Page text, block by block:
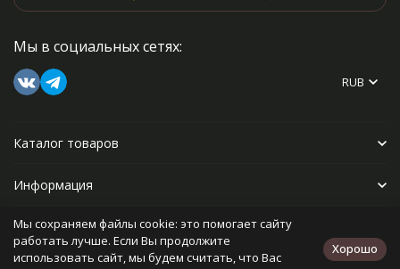
Мы в социальных сетях:
RUB
Каталог товаров
Информация
Прочее
Мы сохраняем файлы cookie: это помогает сайту
работать лучше. Если Вы продолжите
использовать сайт, мы будем считать, что Вас
Хорошо